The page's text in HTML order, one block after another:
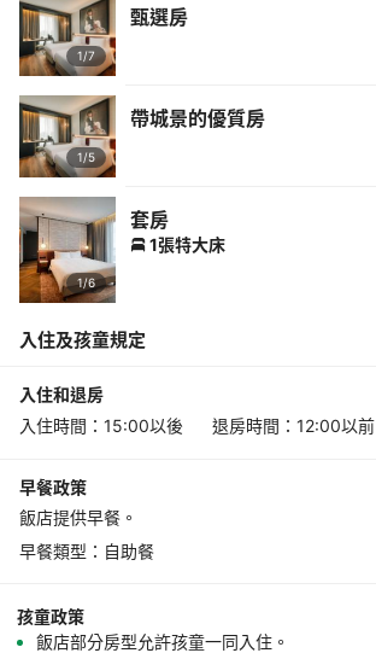
1/7
甄選房
1/5
帶城景的優質房
1/6
套房
1張特大床
入住及孩童規定
入住和退房
入住時間：15:00以後 退房時間：12:00以前
早餐政策
飯店提供早餐。
早餐類型：自助餐
孩童政策
飯店部分房型允許孩童一同入住。